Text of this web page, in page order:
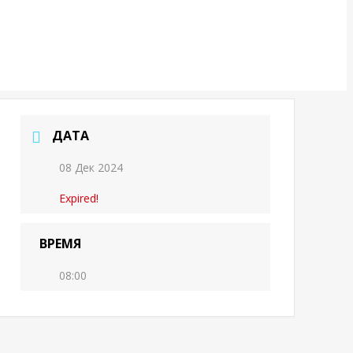
ДАТА
08 Дек 2024
Expired!
ВРЕМЯ
08:00